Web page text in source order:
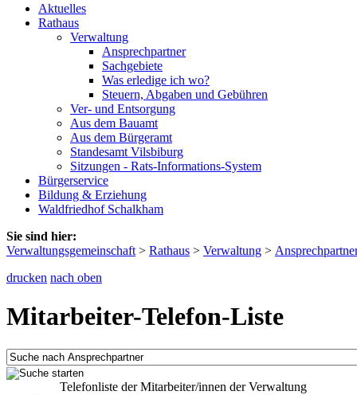
Aktuelles
Rathaus
Verwaltung
Ansprechpartner
Sachgebiete
Was erledige ich wo?
Steuern, Abgaben und Gebühren
Ver- und Entsorgung
Aus dem Bauamt
Aus dem Bürgeramt
Standesamt Vilsbiburg
Sitzungen - Rats-Informations-System
Bürgerservice
Bildung & Erziehung
Waldfriedhof Schalkham
Sie sind hier:
Verwaltungsgemeinschaft > Rathaus > Verwaltung >
drucken nach oben
Mitarbeiter-Telefon-Liste
Telefonliste der Mitarbeiter/innen der Verwaltung